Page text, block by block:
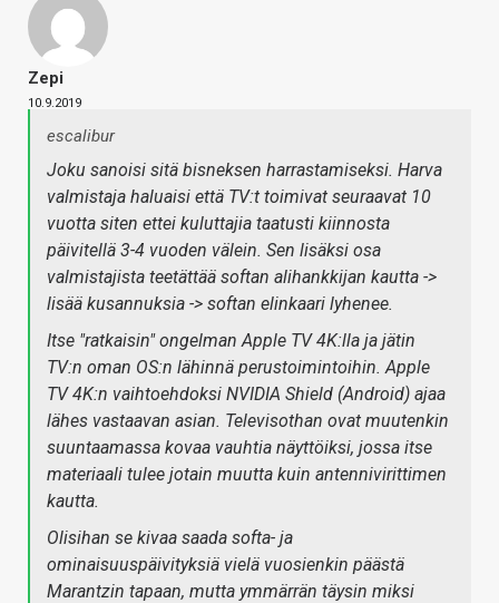
Zepi
10.9.2019
escalibur
Joku sanoisi sitä bisneksen harrastamiseksi. Harva
valmistaja haluaisi että TV:t toimivat seuraavat 10
vuotta siten ettei kuluttajia taatusti kiinnosta
päivitellä 3-4 vuoden välein. Sen lisäksi osa
valmistajista teetättää softan alihankkijan kautta ->
lisää kusannuksia -> softan elinkaari lyhenee.
Itse "ratkaisin" ongelman Apple TV 4K:lla ja jätin
TV:n oman OS:n lähinnä perustoimintoihin. Apple
TV 4K:n vaihtoehdoksi NVIDIA Shield (Android) ajaa
lähes vastaavan asian. Televisothan ovat muutenkin
suuntaamassa kovaa vauhtia näyttöiksi, jossa itse
materiaali tulee jotain muutta kuin antennivirittimen
kautta.
Olisihan se kivaa saada softa- ja
ominaisuuspäivityksiä vielä vuosienkin päästä
Marantzin tapaan, mutta ymmärrän täysin miksi